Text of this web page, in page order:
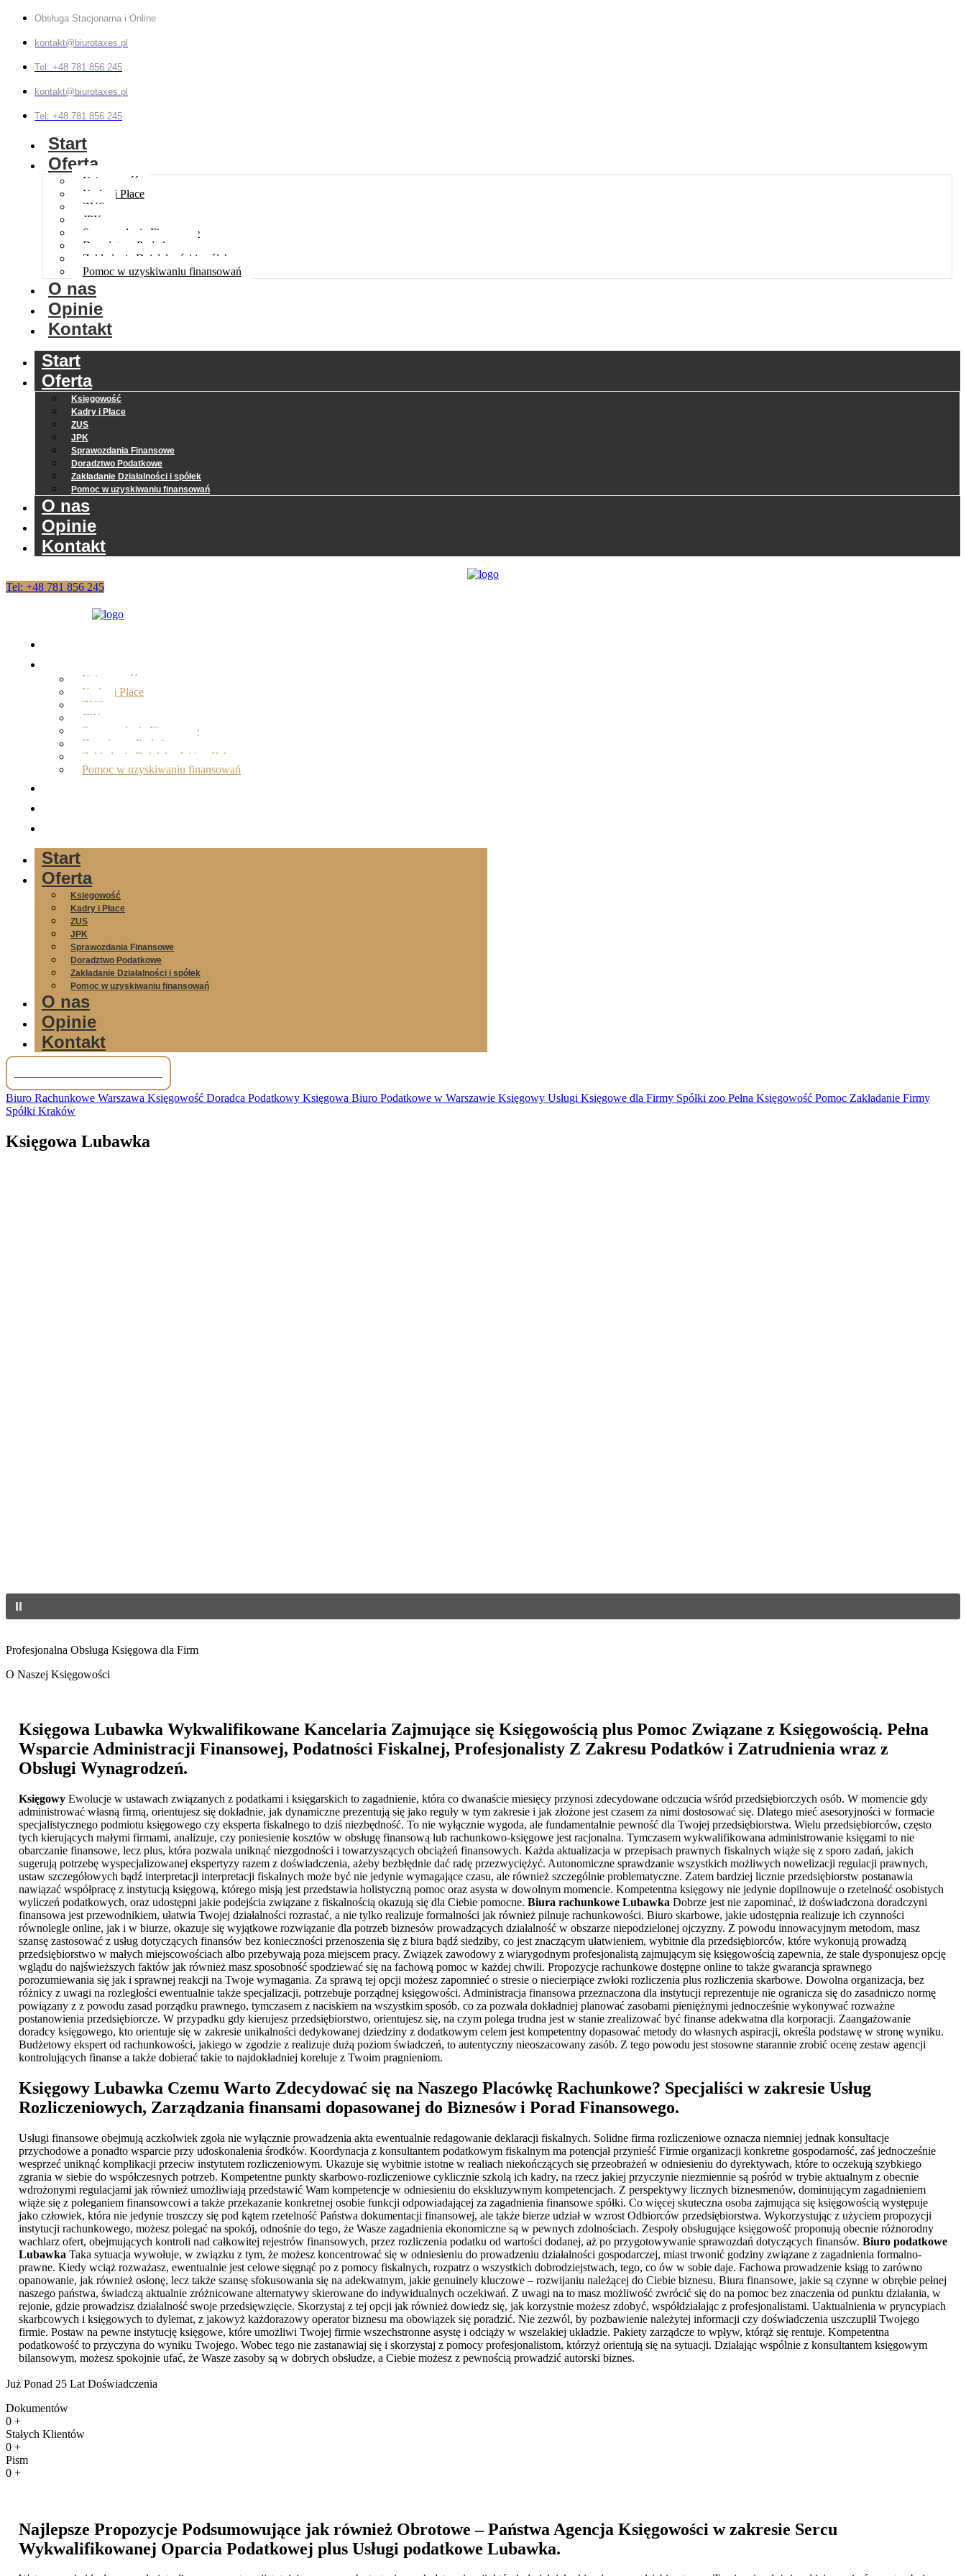
Obsługa Stacjonarna i Online
kontakt@biurotaxes.pl
Tel: +48 781 856 245
kontakt@biurotaxes.pl
Tel: +48 781 856 245
Start
Oferta
Księgowość
Kadry i Płace
ZUS
JPK
Sprawozdania Finansowe
Doradztwo Podatkowe
Zakładanie Działalności i spółek
Pomoc w uzyskiwaniu finansowań
O nas
Opinie
Kontakt
Start
Oferta
Księgowość
Kadry i Płace
ZUS
JPK
Sprawozdania Finansowe
Doradztwo Podatkowe
Zakładanie Działalności i spółek
Pomoc w uzyskiwaniu finansowań
O nas
Opinie
Kontakt
Tel: +48 781 856 245
Księgowość
Kadry i Płace
ZUS
JPK
Sprawozdania Finansowe
Doradztwo Podatkowe
Zakładanie Działalności i spółek
Pomoc w uzyskiwaniu finansowań
Start
Oferta
Księgowość
Kadry i Płace
ZUS
JPK
Sprawozdania Finansowe
Doradztwo Podatkowe
Zakładanie Działalności i spółek
Pomoc w uzyskiwaniu finansowań
O nas
Opinie
Kontakt
Biuro Rachunkowe Warszawa Księgowość Doradca Podatkowy Księgowa Biuro Podatkowe w Warszawie Księgowy Usługi Księgowe dla Firmy Spółki zoo Pełna Księgowość Pomoc Zakładanie Firmy
Spółki Kraków
Księgowa Lubawka
Profesjonalna Obsługa Księgowa dla Firm
O Naszej Księgowości
Księgowa Lubawka Wykwalifikowane Kancelaria Zajmujące się Księgowością plus Pomoc Związane z Księgowością. Pełna
Wsparcie Administracji Finansowej, Podatności Fiskalnej, Profesjonalisty Z Zakresu Podatków i Zatrudnienia wraz z
Obsługi Wynagrodzeń.
Księgowy Ewolucje w ustawach związanych z podatkami i księgarskich to zagadnienie, która co dwanaście miesięcy przynosi zdecydowane odczucia wśród przedsiębiorczych osób. W momencie gdy
administrować własną firmą, orientujesz się dokładnie, jak dynamiczne prezentują się jako reguły w tym zakresie i jak złożone jest czasem za nimi dostosować się. Dlatego mieć asesoryjności w formacie
specjalistycznego podmiotu księgowego czy eksperta fiskalnego to dziś niezbędność. To nie wyłącznie wygoda, ale fundamentalnie pewność dla Twojej przedsiębiorstwa. Wielu przedsiębiorców, często
tych kierujących małymi firmami, analizuje, czy poniesienie kosztów w obsługę finansową lub rachunkowo-księgowe jest racjonalna. Tymczasem wykwalifikowana administrowanie księgami to nie
obarczanie finansowe, lecz plus, która pozwala uniknąć niezgodności i towarzyszących obciążeń finansowych. Każda aktualizacja w przepisach prawnych fiskalnych wiąże się z sporo zadań, jakich
sugerują potrzebę wyspecjalizowanej ekspertyzy razem z doświadczenia, ażeby bezbłędnie dać radę przezwyciężyć. Autonomiczne sprawdzanie wszystkich możliwych nowelizacji regulacji prawnych,
ustaw szczegółowych bądź interpretacji interpretacji fiskalnych może być nie jedynie wymagające czasu, ale również szczególnie problematyczne. Zatem bardziej licznie przedsiębiorstw postanawia
nawiązać współpracę z instytucją księgową, którego misją jest przedstawia holistyczną pomoc oraz asysta w dowolnym momencie. Kompetentna księgowy nie jedynie dopilnowuje o rzetelność osobistych
wyliczeń podatkowych, oraz udostępni jakie podejścia związane z fiskalnością okazują się dla Ciebie pomocne. Biura rachunkowe Lubawka Dobrze jest nie zapominać, iż doświadczona doradczyni
finansowa jest przewodnikiem, ułatwia Twojej działalności rozrastać, a nie tylko realizuje formalności jak również pilnuje rachunkowości. Biuro skarbowe, jakie udostępnia realizuje ich czynności
równolegle online, jak i w biurze, okazuje się wyjątkowe rozwiązanie dla potrzeb biznesów prowadzących działalność w obszarze niepodzielonej ojczyzny. Z powodu innowacyjnym metodom, masz
szansę zastosować z usług dotyczących finansów bez konieczności przenoszenia się z biura bądź siedziby, co jest znaczącym ułatwieniem, wybitnie dla przedsiębiorców, które wykonują prowadzą
przedsiębiorstwo w małych miejscowościach albo przebywają poza miejscem pracy. Związek zawodowy z wiarygodnym profesjonalistą zajmującym się księgowością zapewnia, że stale dysponujesz opcję
wglądu do najświeższych faktów jak również masz sposobność spodziewać się na fachową pomoc w każdej chwili. Propozycje rachunkowe dostępne online to także gwarancja sprawnego
porozumiewania się jak i sprawnej reakcji na Twoje wymagania. Za sprawą tej opcji możesz zapomnieć o stresie o niecierpiące zwłoki rozliczenia plus rozliczenia skarbowe. Dowolna organizacja, bez
różnicy z uwagi na rozległości ewentualnie także specjalizacji, potrzebuje porządnej księgowości. Administracja finansowa przeznaczona dla instytucji reprezentuje nie ogranicza się do zasadniczo normę
powiązany z z powodu zasad porządku prawnego, tymczasem z naciskiem na wszystkim sposób, co za pozwala dokładniej planować zasobami pieniężnymi jednocześnie wykonywać rozważne
postanowienia przedsiębiorcze. W przypadku gdy kierujesz przedsiębiorstwo, orientujesz się, na czym polega trudna jest w stanie zrealizować być finanse adekwatna dla korporacji. Zaangażowanie
doradcy księgowego, kto orientuje się w zakresie unikalności dedykowanej dziedziny z dodatkowym celem jest kompetentny dopasować metody do własnych aspiracji, określa podstawę w stronę wyniku.
Budżetowy ekspert od rachunkowości, jakiego w zgodzie z realizuje dużą poziom świadczeń, to autentyczny nieoszacowany zasób. Z tego powodu jest stosowne starannie zrobić ocenę zestaw agencji
kontrolujących finanse a także dobierać takie to najdokładniej koreluje z Twoim pragnieniom.
Księgowy Lubawka Czemu Warto Zdecydować się na Naszego Placówkę Rachunkowe? Specjaliści w zakresie Usług
Rozliczeniowych, Zarządzania finansami dopasowanej do Biznesów i Porad Finansowego.
Usługi finansowe obejmują aczkolwiek zgoła nie wyłącznie prowadzenia akta ewentualnie redagowanie deklaracji fiskalnych. Solidne firma rozliczeniowe oznacza niemniej jednak konsultacje
przychodowe a ponadto wsparcie przy udoskonalenia środków. Koordynacja z konsultantem podatkowym fiskalnym ma potencjał przynieść Firmie organizacji konkretne gospodarność, zaś jednocześnie
wesprzeć uniknąć komplikacji przeciw instytutem rozliczeniowym. Ukazuje się wybitnie istotne w realiach niekończących się przeobrażeń w odniesieniu do dyrektywach, które to oczekują szybkiego
zgrania w siebie do współczesnych potrzeb. Kompetentne punkty skarbowo-rozliczeniowe cyklicznie szkolą ich kadry, na rzecz jakiej przyczynie niezmiennie są pośród w trybie aktualnym z obecnie
wdrożonymi regulacjami jak również umożliwiają przedstawić Wam kompetencje w odniesieniu do ekskluzywnym kompetencjach. Z perspektywy licznych biznesmenów, dominującym zagadnieniem
wiąże się z poleganiem finansowcowi a także przekazanie konkretnej osobie funkcji odpowiadającej za zagadnienia finansowe spółki. Co więcej skuteczna osoba zajmująca się księgowością występuje
jako człowiek, która nie jedynie troszczy się pod kątem rzetelność Państwa dokumentacji finansowej, ale także bierze udział w wzrost Odbiorców przedsiębiorstwa. Wykorzystując z użyciem propozycji
instytucji rachunkowego, możesz polegać na spokój, odnośnie do tego, że Wasze zagadnienia ekonomiczne są w pewnych zdolnościach. Zespoły obsługujące księgowość proponują obecnie różnorodny
wachlarz ofert, obejmujących kontroli nad całkowitej rejestrów finansowych, przez rozliczenia podatku od wartości dodanej, aż po przygotowywanie sprawozdań dotyczących finansów. Biuro podatkowe
Lubawka Taka sytuacja wywołuje, w związku z tym, że możesz koncentrować się w odniesieniu do prowadzeniu działalności gospodarczej, miast trwonić godziny związane z zagadnienia formalno-
prawne. Kiedy wciąż rozważasz, ewentualnie jest celowe sięgnąć po z pomocy fiskalnych, rozpatrz o wszystkich dobrodziejstwach, tego, co ów w sobie daje. Fachowa prowadzenie ksiąg to zarówno
opanowanie, jak również osłonę, lecz także szansę sfokusowania się na adekwatnym, jakie genuinely kluczowe – rozwijaniu należącej do Ciebie biznesu. Biura finansowe, jakie są czynne w obrębie pełnej
naszego państwa, świadczą aktualnie zróżnicowane alternatywy skierowane do indywidualnych oczekiwań. Z uwagi na to masz możliwość zwrócić się do na pomoc bez znaczenia od punktu działania, w
rejonie, gdzie prowadzisz działalność swoje przedsięwzięcie. Skorzystaj z tej opcji jak również dowiedz się, jak korzystnie możesz zdobyć, współdziałając z profesjonalistami. Uaktualnienia w pryncypiach
skarbcowych i księgowych to dylemat, z jakowyż każdorazowy operator biznesu ma obowiązek się poradzić. Nie zezwól, by pozbawienie należytej informacji czy doświadczenia uszczuplił Twojego
firmie. Postaw na pewne instytucję księgowe, które umożliwi Twojej firmie wszechstronne asystę i odciąży w wszelakiej układzie. Pakiety zarządcze to wpływ, którąż się rentuje. Kompetentna
podatkowość to przyczyna do wyniku Twojego. Wobec tego nie zastanawiaj się i skorzystaj z pomocy profesjonalistom, którzyż orientują się na sytuacji. Działając wspólnie z konsultantem księgowym
bilansowym, możesz spokojnie ufać, że Wasze zasoby są w dobrych obsłudze, a Ciebie możesz z pewnością prowadzić autorski biznes.
Już Ponad 25 Lat Doświadczenia
Dokumentów
0 +
Stałych Klientów
0 +
Pism
0 +
Najlepsze Propozycje Podsumowujące jak również Obrotowe – Państwa Agencja Księgowości w zakresie Sercu
Wykwalifikowanej Oparcia Podatkowej plus Usługi podatkowe Lubawka.